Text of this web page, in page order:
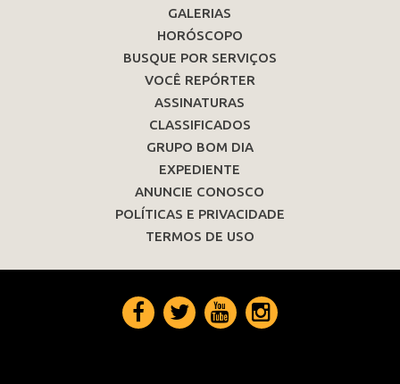
GALERIAS
HORÓSCOPO
BUSQUE POR SERVIÇOS
VOCÊ REPÓRTER
ASSINATURAS
CLASSIFICADOS
GRUPO BOM DIA
EXPEDIENTE
ANUNCIE CONOSCO
POLÍTICAS E PRIVACIDADE
TERMOS DE USO